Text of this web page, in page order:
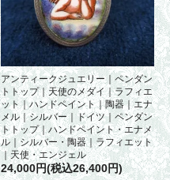
アンティークジュエリー｜ペンダン
トトップ｜天使のメダイ｜ラフィエ
ット｜ハンドペイント｜陶器｜エナ
メル｜シルバー｜ドイツ｜ペンダン
トトップ｜ハンドペイント・エナメ
ル｜シルバー・陶器｜ラフィエット
｜天使・エンジェル
24,000円(税込26,400円)